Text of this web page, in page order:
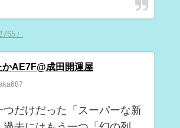
）
かAE7F@成田開運屋
つだけだった「スーパーな新